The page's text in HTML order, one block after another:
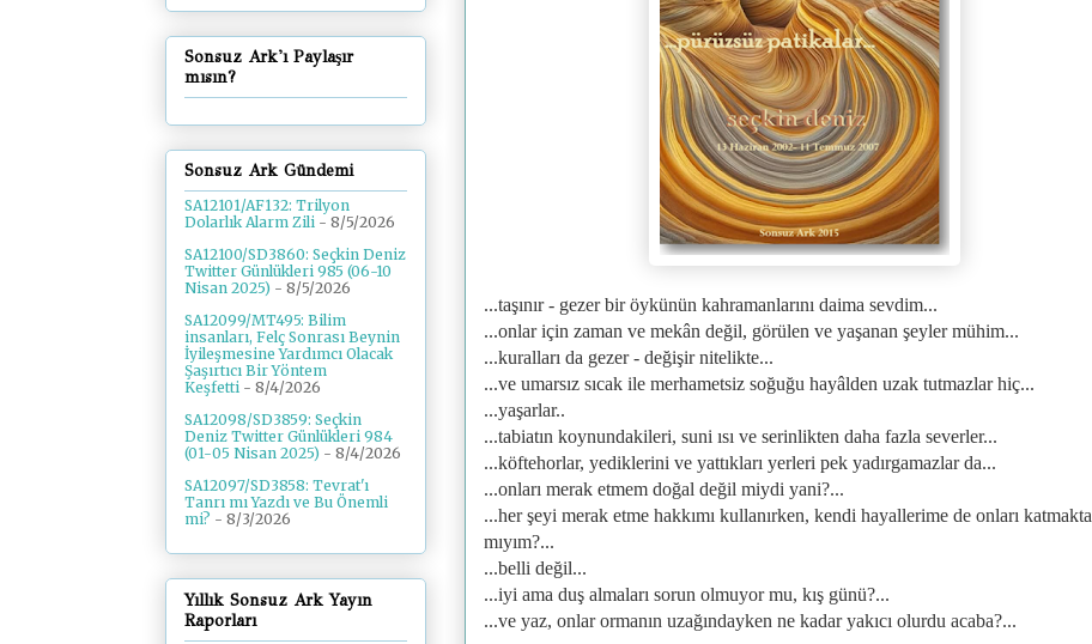
...taşınır - gezer bir öykünün kahramanlarını daima sevdim...
...onlar için zaman ve mekân değil, görülen ve yaşanan şeyler mühim...
...kuralları da gezer - değişir nitelikte...
...ve umarsız sıcak ile merhametsiz soğuğu hayâlden uzak tutmazlar hiç...
...yaşarlar..
...tabiatın koynundakileri, suni ısı ve serinlikten daha fazla severler...
...köftehorlar, yediklerini ve yattıkları yerleri pek yadırgamazlar da...
...onları merak etmem doğal değil miydi yani?...
...her şeyi merak etme hakkımı kullanırken, kendi hayallerime de onları katmakta
mıyım?...
...belli değil...
...iyi ama duş almaları sorun olmuyor mu, kış günü?...
...ve yaz, onlar ormanın uzağındayken ne kadar yakıcı olurdu acaba?...
Sonsuz Ark'ı Paylaşır
mısın?
Sonsuz Ark Gündemi
SA12101/AF132: Trilyon
Dolarlık Alarm Zili - 8/5/2026
SA12100/SD3860: Seçkin Deniz
Twitter Günlükleri 985 (06-10
Nisan 2025) - 8/5/2026
SA12099/MT495: Bilim
insanları, Felç Sonrası Beynin
İyileşmesine Yardımcı Olacak
Şaşırtıcı Bir Yöntem
Keşfetti - 8/4/2026
SA12098/SD3859: Seçkin
Deniz Twitter Günlükleri 984
(01-05 Nisan 2025) - 8/4/2026
SA12097/SD3858: Tevrat'ı
Tanrı mı Yazdı ve Bu Önemli
mi? - 8/3/2026
Yıllık Sonsuz Ark Yayın
Raporları